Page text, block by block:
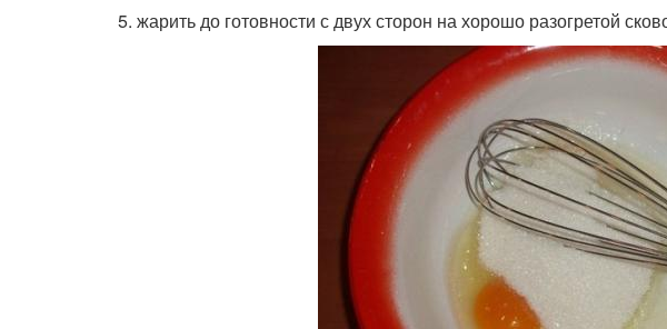
5. жарить до готовности с двух сторон на хорошо разогретой